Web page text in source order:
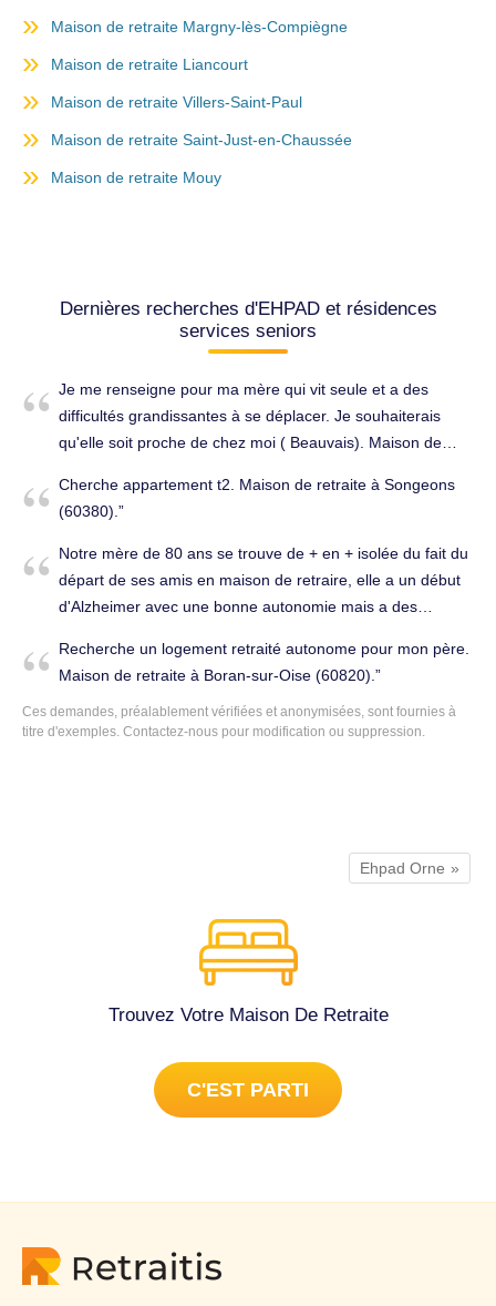
Maison de retraite Margny-lès-Compiègne
Maison de retraite Liancourt
Maison de retraite Villers-Saint-Paul
Maison de retraite Saint-Just-en-Chaussée
Maison de retraite Mouy
Dernières recherches d'EHPAD et résidences
services seniors
Je me renseigne pour ma mère qui vit seule et a des
difficultés grandissantes à se déplacer. Je souhaiterais
qu'elle soit proche de chez moi ( Beauvais). Maison de
Cherche appartement t2. Maison de retraite à Songeons
(60380).
Notre mère de 80 ans se trouve de + en + isolée du fait du
départ de ses amis en maison de retraire, elle a un début
d'Alzheimer avec une bonne autonomie mais a des
social. Son score mms est de 27/30. Maison de retraite à
Chantilly (60500).
Recherche un logement retraité autonome pour mon père.
Maison de retraite à Boran-sur-Oise (60820).
Ces demandes, préalablement vérifiées et anonymisées, sont fournies à
titre d'exemples. Contactez-nous pour modification ou suppression.
Ehpad Orne
Trouvez Votre Maison De Retraite
C'EST PARTI